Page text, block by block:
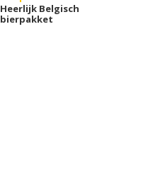
Heerlijk Belgisch
bierpakket